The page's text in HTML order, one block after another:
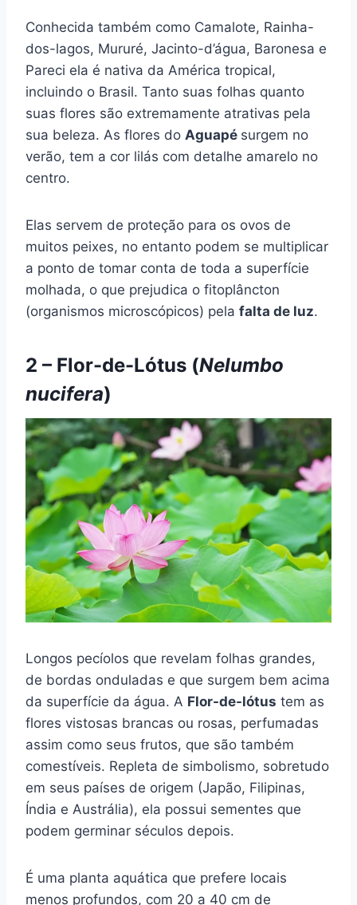
Conhecida também como Camalote, Rainha-
dos-lagos, Mururé, Jacinto-d’água, Baronesa e
Pareci ela é nativa da América tropical,
incluindo o Brasil. Tanto suas folhas quanto
suas flores são extremamente atrativas pela
sua beleza. As flores do Aguapé surgem no
verão, tem a cor lilás com detalhe amarelo no
centro.
Elas servem de proteção para os ovos de
muitos peixes, no entanto podem se multiplicar
a ponto de tomar conta de toda a superfície
molhada, o que prejudica o fitoplâncton
(organismos microscópicos) pela falta de luz.
2 – Flor-de-Lótus (Nelumbo
nucifera)
Longos pecíolos que revelam folhas grandes,
de bordas onduladas e que surgem bem acima
da superfície da água. A Flor-de-lótus tem as
flores vistosas brancas ou rosas, perfumadas
assim como seus frutos, que são também
comestíveis. Repleta de simbolismo, sobretudo
em seus países de origem (Japão, Filipinas,
Índia e Austrália), ela possui sementes que
podem germinar séculos depois.
É uma planta aquática que prefere locais
menos profundos, com 20 a 40 cm de